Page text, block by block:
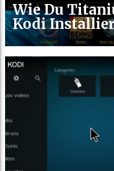
Wie Du
Kodi